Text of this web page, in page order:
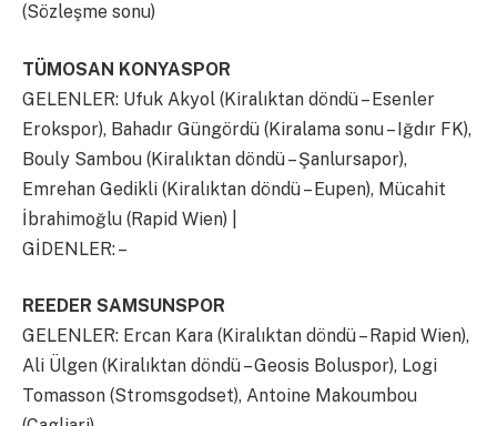
(Sözleşme sonu)
TÜMOSAN KONYASPOR
GELENLER: Ufuk Akyol (Kiralıktan döndü – Esenler
Erokspor), Bahadır Güngördü (Kiralama sonu – Iğdır FK),
Bouly Sambou (Kiralıktan döndü – Şanlursapor),
Emrehan Gedikli (Kiralıktan döndü – Eupen), Mücahit
İbrahimoğlu (Rapid Wien) |
GİDENLER: –
REEDER SAMSUNSPOR
GELENLER: Ercan Kara (Kiralıktan döndü – Rapid Wien),
Ali Ülgen (Kiralıktan döndü – Geosis Boluspor), Logi
Tomasson (Stromsgodset), Antoine Makoumbou